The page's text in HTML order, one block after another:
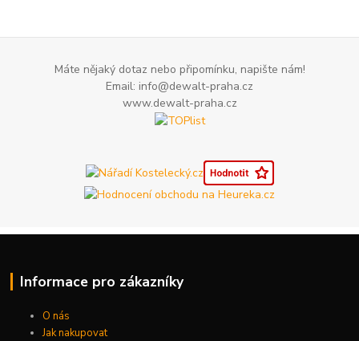
Máte nějaký dotaz nebo připomínku, napište nám!
Email: info@dewalt-praha.cz
www.dewalt-praha.cz
Informace pro zákazníky
O nás
Jak nakupovat